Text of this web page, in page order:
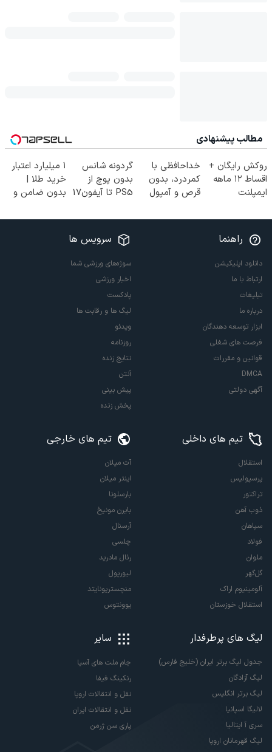
مطالب پیشنهادی
روکش رایگان +
اقساط ۱۲ ماهه
ایمپلنت
خداحافظی با
کمردرد، بدون
قرص و آمپول
گردونه شانس
بدون پوچ از
PS5 تا آیفون17
۱ میلیارد اعتبار
خرید طلا |
بدون ضامن و
راهنما
دانلود اپلیکیشن
ارتباط با ما
تبلیغات
درباره ما
ابزار توسعه دهندگان
فرصت های شغلی
قوانین و مقررات
DMCA
آگهی دولتی
سرویس ها
سوژه‌های ورزشی شما
اخبار ورزشی
پادکست
لیگ ها و رقابت ها
ویدئو
روزنامه
نتایج زنده
آنتن
پیش بینی
پخش زنده
تیم های داخلی
استقلال
پرسپولیس
تراکتور
ذوب آهن
سپاهان
فولاد
ملوان
گل‌گهر
آلومینیوم اراک
استقلال خوزستان
تیم های خارجی
آث میلان
اینتر میلان
بارسلونا
بایرن مونیخ
آرسنال
چلسی
رئال مادرید
لیورپول
منچستریونایتد
یوونتوس
لیگ های پرطرفدار
جدول لیگ برتر ایران (خلیج فارس)
لیگ آزادگان
لیگ برتر انگلیس
لالیگا اسپانیا
سری آ ایتالیا
لیگ قهرمانان اروپا
سایر
جام ملت های آسیا
رنکینگ فیفا
نقل و انتقالات اروپا
نقل و انتقالات ایران
پاری سن ژرمن